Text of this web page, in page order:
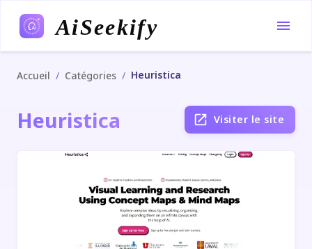
AiSeekify
Accueil / Catégories / Heuristica
Heuristica Visiter le site